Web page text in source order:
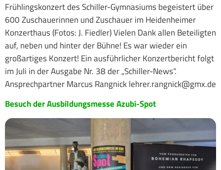
Frühlingskonzert des Schiller-Gymnasiums begeistert über
600 Zuschauerinnen und Zuschauer im Heidenheimer
Konzerthaus (Fotos: J. Fiedler) Vielen Dank allen Beteiligten
auf, neben und hinter der Bühne! Es war wieder ein
großartiges Konzert! Ein ausführlicher Konzertbericht folgt
im Juli in der Ausgabe Nr. 38 der „Schiller-News“.
Ansprechpartner Marcus Rangnick lehrer.rangnick@gmx.de
Besuch der Ausbildungsmesse Azubi-Spot